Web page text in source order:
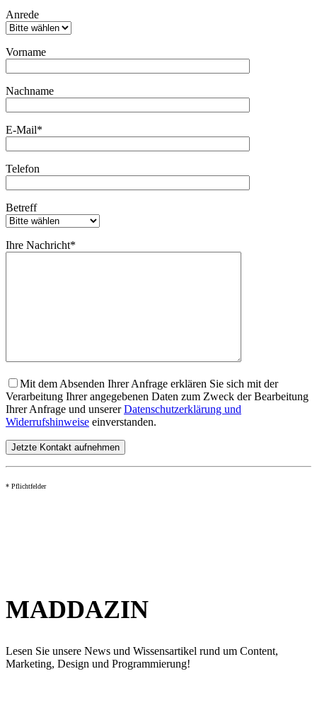
Bitte lasse dieses Feld leer.
Anrede
Vorname
Bitte lasse dieses Feld leer.
Nachname
E-Mail*
Telefon
Betreff
Ihre Nachricht*
Mit dem Absenden Ihrer Anfrage erklären Sie sich mit der
Verarbeitung Ihrer angegebenen Daten zum Zweck der Bearbeitung
Ihrer Anfrage und unsererDatenschutzerklärung und
Widerrufshinweise einverstanden.
* Pflichtfelder
MADDAZIN
Lesen Sie unsere News und Wissensartikel rund um Content,
Marketing, Design und Programmierung!